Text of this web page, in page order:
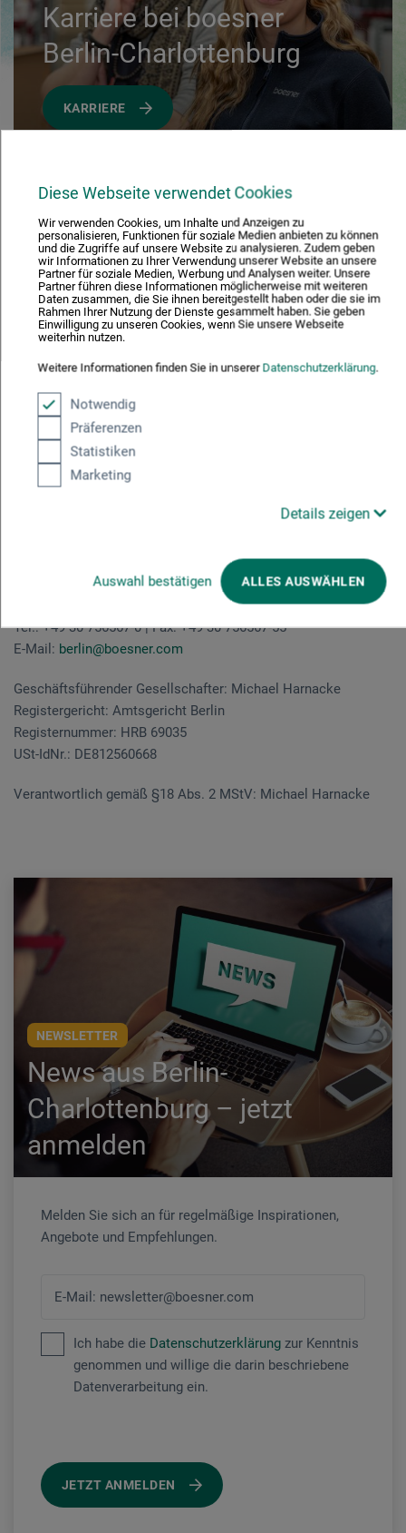
Diese Webseite verwendet Cookies
Wir verwenden Cookies, um Inhalte und Anzeigen zu
personalisieren, Funktionen für soziale Medien anbieten zu können
und die Zugriffe auf unsere Website zu analysieren. Zudem geben
wir Informationen zu Ihrer Verwendung unserer Website an unsere
Partner für soziale Medien, Werbung und Analysen weiter. Unsere
Partner führen diese Informationen möglicherweise mit weiteren
Daten zusammen, die Sie ihnen bereitgestellt haben oder die sie im
Rahmen Ihrer Nutzung der Dienste gesammelt haben. Sie geben
Einwilligung zu unseren Cookies, wenn Sie unsere Webseite
weiterhin nutzen.
Weitere Informationen finden Sie in unserer Datenschutzerklärung.
Notwendig
Präferenzen
Statistiken
Marketing
Details zeigen
Auswahl bestätigen ALLES AUSWÄHLEN
Karriere bei boesner
Berlin-Charlottenburg
KARRIERE
Besuchen Sie uns auf Social
Media
Verantwortlich für den Inhalt
der Seite
www.instagram.com/boesner_berlin
Tel.: +49 30 756567-0 | Fax: +49 30 756567-55
E-Mail: berlin@boesner.com
Geschäftsführender Gesellschafter: Michael Harnacke
Registergericht: Amtsgericht Berlin
Registernummer: HRB 69035
USt-IdNr.: DE812560668
Verantwortlich gemäß §18 Abs. 2 MStV: Michael Harnacke
NEWSLETTER
News aus Berlin-
Charlottenburg – jetzt
anmelden
Melden Sie sich an für regelmäßige Inspirationen,
Angebote und Empfehlungen.
E-Mail: newsletter@boesner.com
Ich habe die Datenschutzerklärung zur Kenntnis
genommen und willige die darin beschriebene
Datenverarbeitung ein.
JETZT ANMELDEN